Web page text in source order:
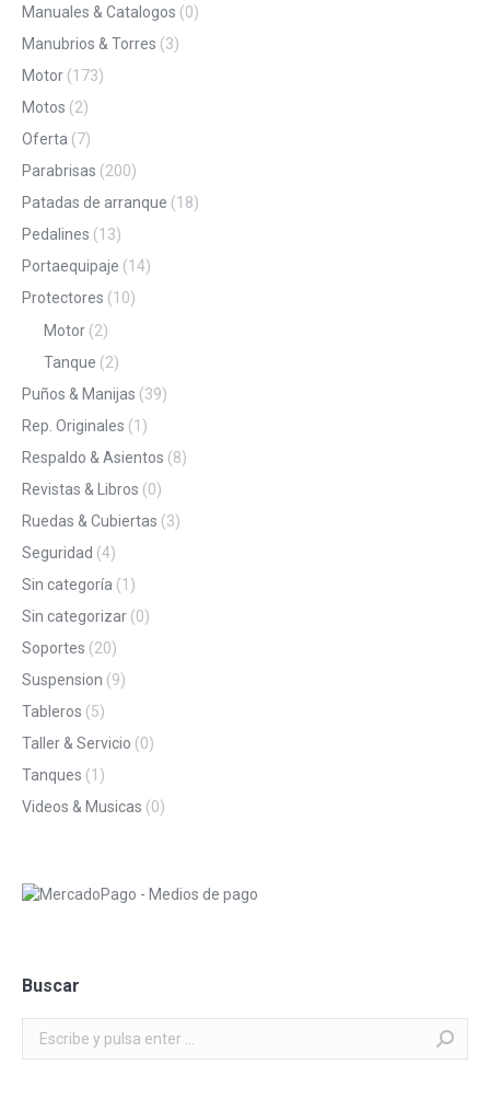
Manuales & Catalogos (0)
Manubrios & Torres (3)
Motor (173)
Motos (2)
Oferta (7)
Parabrisas (200)
Patadas de arranque (18)
Pedalines (13)
Portaequipaje (14)
Protectores (10)
Motor (2)
Tanque (2)
Puños & Manijas (39)
Rep. Originales (1)
Respaldo & Asientos (8)
Revistas & Libros (0)
Ruedas & Cubiertas (3)
Seguridad (4)
Sin categoría (1)
Sin categorizar (0)
Soportes (20)
Suspension (9)
Tableros (5)
Taller & Servicio (0)
Tanques (1)
Videos & Musicas (0)
Buscar
Buscar: